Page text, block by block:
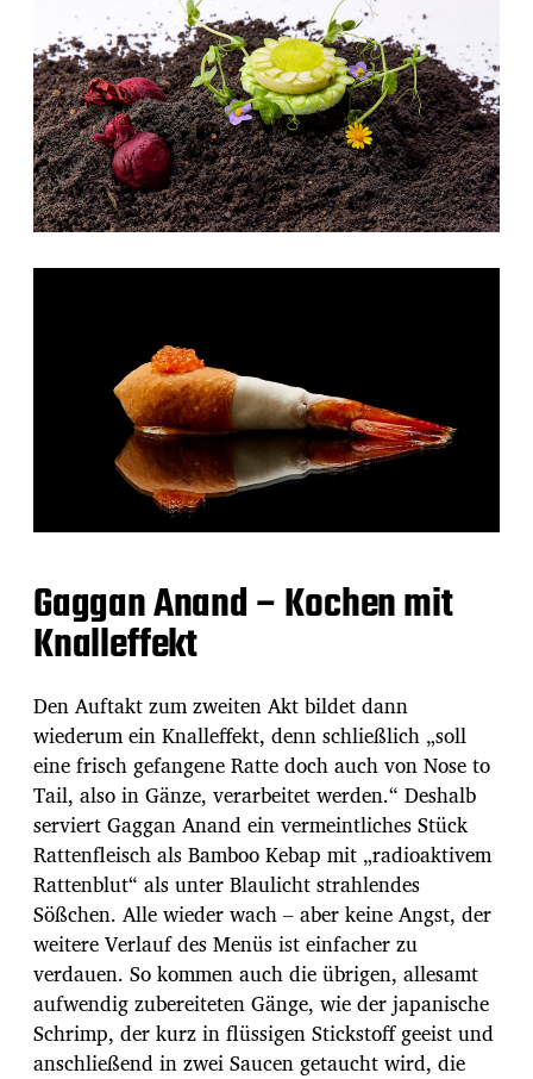
Gaggan Anand – Kochen mit
Knalleffekt
Den Auftakt zum zweiten Akt bildet dann
wiederum ein Knalleffekt, denn schließlich „soll
eine frisch gefangene Ratte doch auch von Nose to
Tail, also in Gänze, verarbeitet werden.“ Deshalb
serviert Gaggan Anand ein vermeintliches Stück
Rattenfleisch als Bamboo Kebap mit „radioaktivem
Rattenblut“ als unter Blaulicht strahlendes
Sößchen. Alle wieder wach – aber keine Angst, der
weitere Verlauf des Menüs ist einfacher zu
verdauen. So kommen auch die übrigen, allesamt
aufwendig zubereiteten Gänge, wie der japanische
Schrimp, der kurz in flüssigen Stickstoff geeist und
anschließend in zwei Saucen getaucht wird, die